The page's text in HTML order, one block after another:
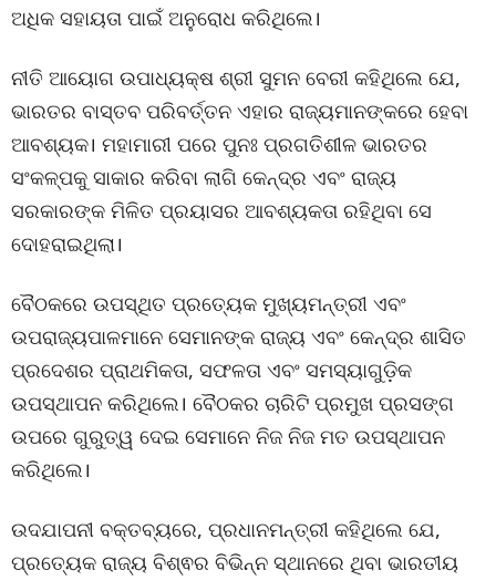
ଅଧିକ ସହାୟତା ପାଇଁ ଅନୁରୋଧ କରିଥିଲେ।
ନୀତି ଆୟୋଗ ଉପାଧ୍ୟକ୍ଷ ଶ୍ରୀ ସୁମନ ବେରୀ କହିଥିଲେ ଯେ,
ଭାରତର ବାସ୍ତବ ପରିବର୍ତ୍ତନ ଏହାର ରାଜ୍ୟମାନଙ୍କରେ ହେବା
ଆବଶ୍ୟକ। ମହାମାରୀ ପରେ ପୁନଃ ପ୍ରଗତିଶୀଳ ଭାରତର
ସଂକଳ୍ପକୁ ସାକାର କରିବା ଲାଗି କେନ୍ଦ୍ର ଏବଂ ରାଜ୍ୟ
ସରକାରଙ୍କ ମିଳିତ ପ୍ରୟାସର ଆବଶ୍ୟକତା ରହିଥିବା ସେ
ଦୋହରାଇଥିଲା।
ବୈଠକରେ ଉପସ୍ଥିତ ପ୍ରତ୍ୟେକ ମୁଖ୍ୟମନ୍ତ୍ରୀ ଏବଂ
ଉପରାଜ୍ୟପାଳମାନେ ସେମାନଙ୍କ ରାଜ୍ୟ ଏବଂ କେନ୍ଦ୍ର ଶାସିତ
ପ୍ରଦେଶର ପ୍ରାଥମିକତା, ସଫଳତା ଏବଂ ସମସ୍ୟାଗୁଡ଼ିକ
ଉପସ୍ଥାପନ କରିଥିଲେ। ବୈଠକର ଚାରିଟି ପ୍ରମୁଖ ପ୍ରସଙ୍ଗ
ଉପରେ ଗୁରୁତ୍ୱ ଦେଇ ସେମାନେ ନିଜ ନିଜ ମତ ଉପସ୍ଥାପନ
କରିଥିଲେ।
ଉଦଯାପନୀ ବକ୍ତବ୍ୟରେ, ପ୍ରଧାନମନ୍ତ୍ରୀ କହିଥିଲେ ଯେ,
ପ୍ରତ୍ୟେକ ରାଜ୍ୟ ବିଶ୍ଵର ବିଭିନ୍ନ ସ୍ଥାନରେ ଥିବା ଭାରତୀୟ